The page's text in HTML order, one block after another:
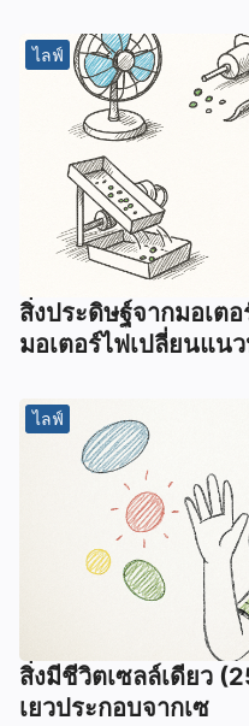
ไลฟ์
สิ่งประดิษฐ์จากมอเต
มอเตอร์ไฟเปลี่ยนแน
ไลฟ์
สิ่งมีชีวิตเซลล์เดียว
เยวประกอบจากเซ